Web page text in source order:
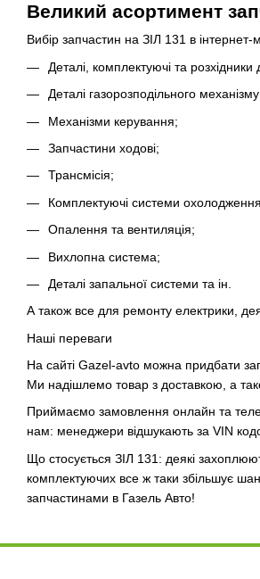
Великий асортимент
Вибір запчастин на ЗІЛ 131 в
Деталі, комплектуючі та розхідники
Деталі газорозподільного
Механізми керування;
Запчастини ходові;
Трансмісія;
Комплектуючі системи
Опалення та вентиляція;
Вихлопна система;
Деталі запальної системи та ін.
А також все для ремонту електрики,
Наші переваги
На сайті Gazel-avto можна придбати
Ми надішлемо товар з доставкою, а
Приймаємо замовлення онлайн та
нам: менеджери відшукають за VIN
Що стосується ЗІЛ 131: деякі
комплектуючих все ж таки збільшує
запчастинами в Газель Авто!